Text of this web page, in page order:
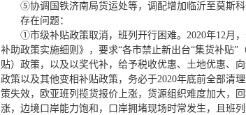
⑤协调国铁济南局货运处等，调配增加临沂至莫斯科
存在问题：
①市级补贴政策取消，班列开行困难。2020年12月
补助政策实施细则》，要求“各市禁止新出台“集货补贴
贴）政策，以及以奖代补，给予税收优惠、土地优惠、
政策以及其他变相补贴政策，务必于2020年底前全部清
策失效，欧亚班列揽货报价上涨，货源组织难度加大，
涨，边境口岸能力饱和，口岸拥堵现场时常发生，且班